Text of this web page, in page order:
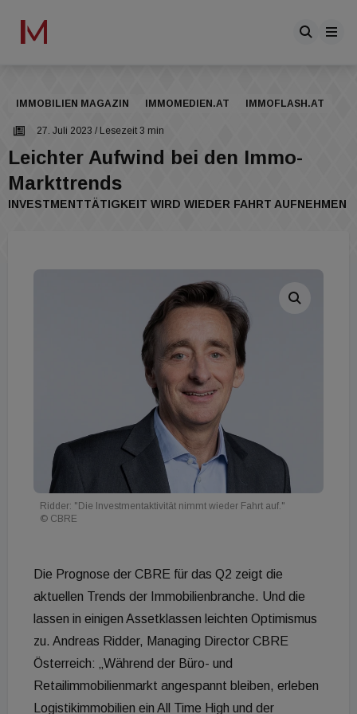
IMMOBILIEN MAGAZIN IMMOMEDIEN.AT IMMOFLASH.AT
27. Juli 2023 / Lesezeit 3 min
Leichter Aufwind bei den Immo-
Markttrends
INVESTMENTTÄTIGKEIT WIRD WIEDER FAHRT AUFNEHMEN
Ridder: "Die Investmentaktivität nimmt wieder Fahrt auf."
© CBRE
Die Prognose der CBRE für das Q2 zeigt die
aktuellen Trends der Immobilienbranche. Und die
lassen in einigen Assetklassen leichten Optimismus
zu. Andreas Ridder, Managing Director CBRE
Österreich: „Während der Büro- und
Retailimmobilienmarkt angespannt bleiben, erleben
Logistikimmobilien ein All Time High und der